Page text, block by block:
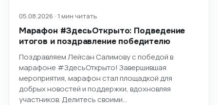
05.08.2026 · 1 мин читать
Марафон #ЗдесьОткрыто: Подведение
итогов и поздравление победителю
Поздравляем Лейсан Салимову с победой в
марафоне #ЗдесьОткрыто! Завершившая
мероприятия, марафон стал площадкой для
добрых новостей и поддержки, вдохновляя
участников. Делитесь своими…